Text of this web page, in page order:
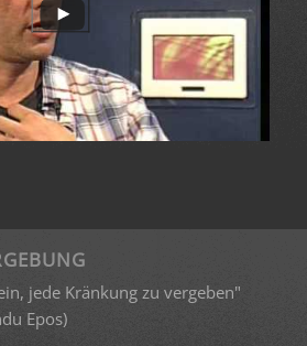
jede Kränkung zu vergeben"
Epos)